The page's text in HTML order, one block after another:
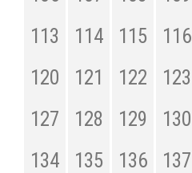
113
114 115 116
120
121 122 123
127
128 129 130
134
135 136 137